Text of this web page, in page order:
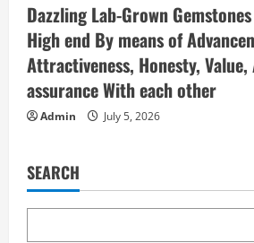
Dazzling Lab-Grown
High end By means of
Attractiveness, Honesty, Value,
assurance With each other
Admin July 5, 2026
SEARCH